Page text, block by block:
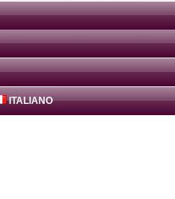
ITALIANO
(